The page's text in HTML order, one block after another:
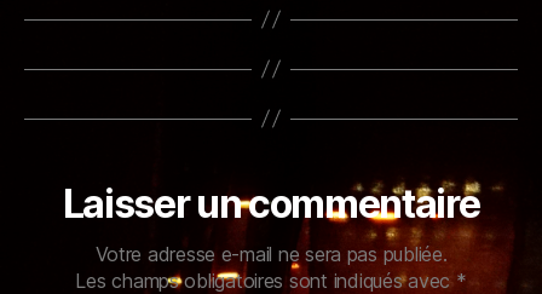
Laisser un commentaire
Votre adresse e-mail ne sera pas publiée.
Les champs obligatoires sont indiqués avec *